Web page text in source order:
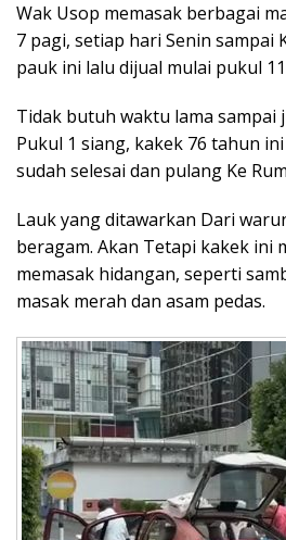
Wak Usop memasak berbagai
7 pagi, setiap hari Senin sampai
pauk ini lalu dijual mulai pukul
Tidak butuh waktu lama sampai
Pukul 1 siang, kakek 76 tahun
sudah selesai dan pulang Ke
Lauk yang ditawarkan Dari
beragam. Akan Tetapi kakek ini
memasak hidangan, seperti
masak merah dan asam pedas.